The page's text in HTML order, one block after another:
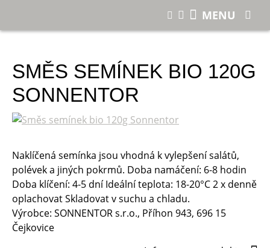
Směs semínek bio 120g Sonnentor
SMĚS SEMÍNEK BIO 120G
SONNENTOR
Naklíčená semínka jsou vhodná k vylepšení salátů,
polévek a jiných pokrmů. Doba namáčení: 6-8 hodin
Doba klíčení: 4-5 dní Ideální teplota: 18-20°C 2 x denně
oplachovat Skladovat v suchu a chladu.
Výrobce: SONNENTOR s.r.o., Příhon 943, 696 15
Čejkovice
MENU